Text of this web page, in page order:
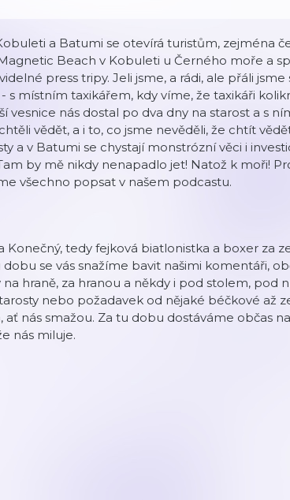
a Batumi se otevírá turistům, zejména
Beach v Kobuleti u Černého moře a
press tripy. Jeli jsme, a rádi, ale přáli jsme
s místním taxikářem, kdy víme, že taxikáři
vesnice nás dostal po dva dny na starost a s
vědět, a i to, co jsme nevěděli, že chtít
a v Batumi se chystají monstrózní věci i
by mě nikdy nenapadlo jet! Natož k moři!
všechno popsat v našem podcastu.
Konečný, tedy fejková biatlonistka a boxer za
se vás snažíme bavit našimi komentáři,
hraně, za hranou a někdy i pod stolem, pod
nebo požadavek od nějaké béčkové až
nás smažou. Za tu dobu dostáváme občas
nás miluje.